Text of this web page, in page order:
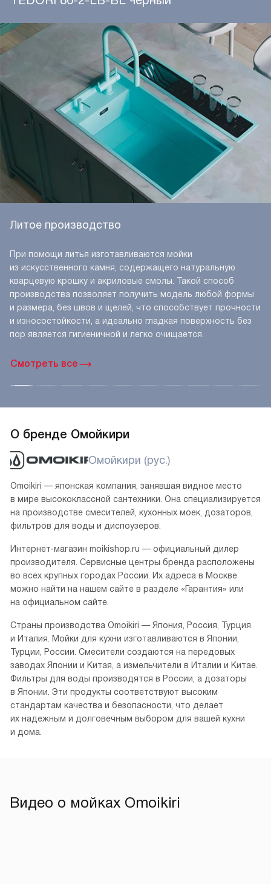
Смотреть все
Литое производство
При помощи литья изготавливаются мойки
из искусственного камня, содержащего натуральную
кварцевую крошку и акриловые смолы. Такой способ
производства позволяет получить модель любой формы
и размера, без швов и щелей, что способствует прочности
и износостойкости, а идеально гладкая поверхность без
пор является гигиеничной и легко очищается.
О бренде Омойкири
Омойкири (рус.)
Omoikiri — японская компания, занявшая видное место
в мире высококлассной сантехники. Она специализируется
на производстве смесителей, кухонных моек, дозаторов,
фильтров для воды и диспоузеров.
Интернет-магазин moikishop.ru — официальный дилер
производителя. Сервисные центры бренда расположены
во всех крупных городах России. Их адреса в Москве
можно найти на нашем сайте в разделе «Гарантия» или
на официальном сайте.
Страны производства Omoikiri — Япония, Россия, Турция
и Италия. Мойки для кухни изготавливаются в Японии,
Турции, России. Смесители создаются на передовых
заводах Японии и Китая, а измельчители в Италии и Китае.
Фильтры для воды производятся в России, а дозаторы
в Японии. Эти продукты соответствуют высоким
стандартам качества и безопасности, что делает
их надежным и долговечным выбором для вашей кухни
и дома.
Видео о мойках Omoikiri